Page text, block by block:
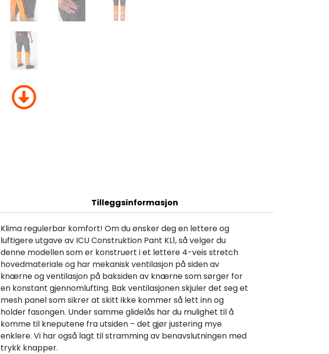
Tilleggsinformasjon
Klima regulerbar komfort! Om du ønsker deg en lettere og
luftigere utgave av ICU Construktion Pant KL1, så velger du
denne modellen som er konstruert i et lettere 4-veis stretch
hovedmateriale og har mekanisk ventilasjon på siden av
knærne og ventilasjon på baksiden av knærne som sørger for
en konstant gjennomlufting. Bak ventilasjonen skjuler det seg et
mesh panel som sikrer at skitt ikke kommer så lett inn og
holder fasongen. Under samme glidelås har du mulighet til å
komme til kneputene fra utsiden – det gjør justering mye
enklere. Vi har også lagt til stramming av benavslutningen med
trykk knapper.